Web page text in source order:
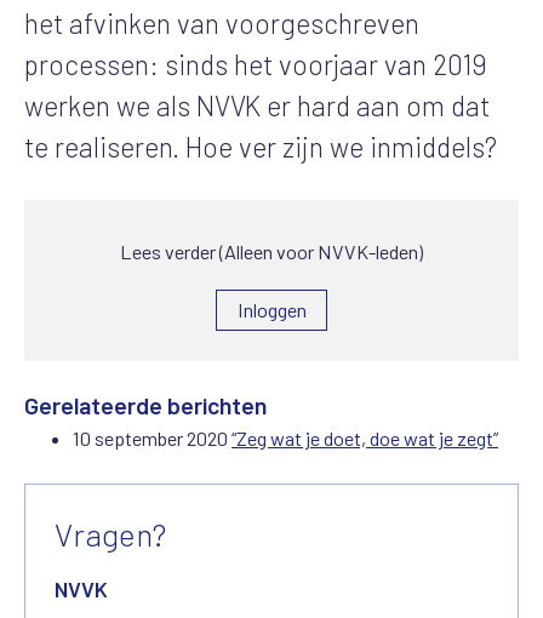
het afvinken van voorgeschreven
processen: sinds het voorjaar van 2019
werken we als NVVK er hard aan om dat
te realiseren. Hoe ver zijn we inmiddels?
Lees verder (Alleen voor NVVK-leden)
Inloggen
Gerelateerde berichten
10 september 2020 “Zeg wat je doet, doe wat je zegt”
Vragen?
NVVK